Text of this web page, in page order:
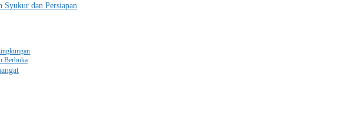
Syukur dan Persiapan
Berbuka